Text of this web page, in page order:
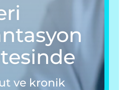
ve kronik